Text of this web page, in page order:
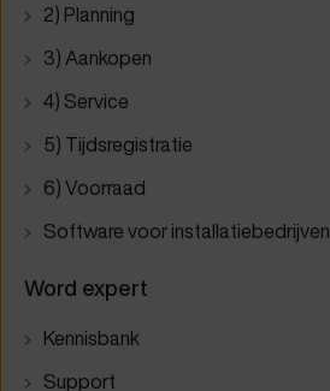
2) Planning
3) Aankopen
4) Service
5) Tijdsregistratie
6) Voorraad
Software voor installatiebedrijven
Word expert
Kennisbank
Support